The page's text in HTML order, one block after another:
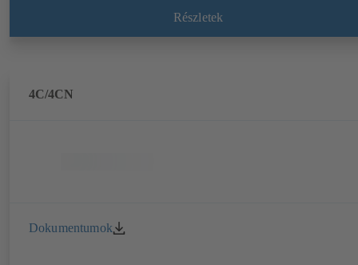
Részletek
4C/4CN
Dokumentumok